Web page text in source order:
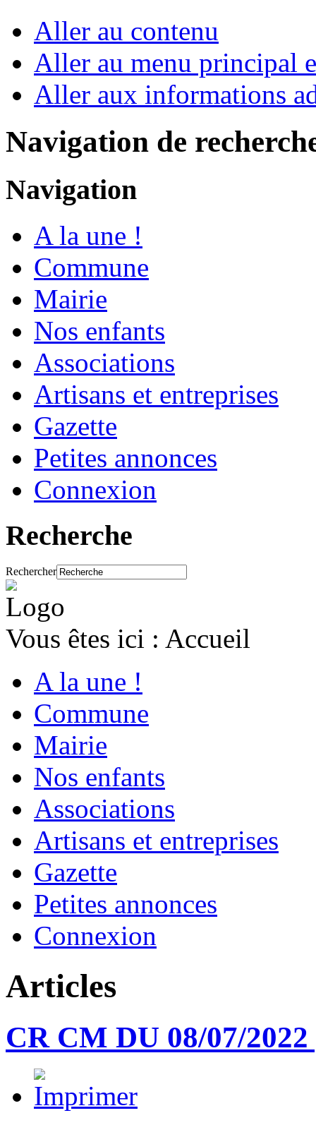
Aller au contenu
Aller au menu principal
Aller aux informations
Navigation de
Navigation
A la une !
Commune
Mairie
Nos enfants
Associations
Artisans et entreprises
Gazette
Petites annonces
Connexion
Recherche
Rechercher
Vous êtes ici : Accueil
A la une !
Commune
Mairie
Nos enfants
Associations
Artisans et entreprises
Gazette
Petites annonces
Connexion
Articles
CR CM DU 08/07/2022